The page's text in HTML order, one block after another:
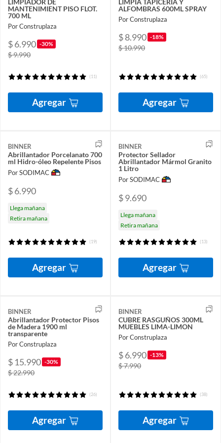
LIMPIADOR DE
MANTENIMIENT PISO FLOT.
700 ML
Por Construplaza
$ 6.990 -30%
$ 9.990
(11)
Agregar
LIMPIA TAPICERIA Y
ALFOMBRAS 600ML SPRAY
Por Construplaza
$ 8.990 -18%
$ 10.990
(65)
Agregar
BINNER
Abrillantador Porcelanato 700
ml Hidro-óleo Repelente Pisos
Por SODIMAC
$ 6.990
Llega mañana
Retira mañana
(19)
Agregar
BINNER
Protector Sellador
Abrillantador Mármol Granito
1 Litro
Por SODIMAC
$ 9.690
Llega mañana
Retira mañana
(13)
Agregar
BINNER
Abrillantador Protector Pisos
de Madera 1900 ml
transparente
Por Construplaza
$ 15.990 -30%
$ 22.990
(26)
Agregar
BINNER
CUBRE RASGUÑOS 300ML
MUEBLES LIMA-LIMON
Por Construplaza
$ 6.990 -13%
$ 7.990
(38)
Agregar